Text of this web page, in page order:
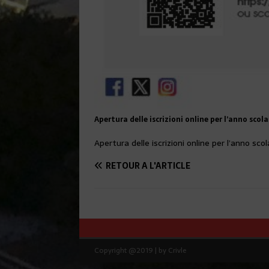
Apertura delle iscrizioni online per l’anno
Apertura delle iscrizioni online per l’anno
RETOUR À L'ARTICLE
Copyright @2019 | by Crivle